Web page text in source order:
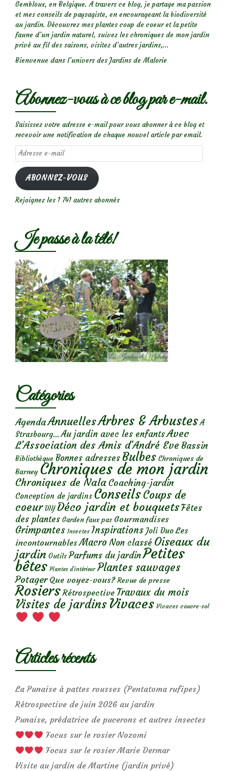
Gembloux, en Belgique. A travers ce blog, je partage ma passion
et mes conseils de paysagiste, en encourageant la biodiversité
au jardin. Découvrez mes plantes coup de coeur et la petite
faune d’un jardin naturel, suivez les chroniques de mon jardin
privé au fil des saisons, visitez d’autres jardins,...
Bienvenue dans l’univers des Jardins de Malorie
Abonnez-vous à ce blog par e-mail.
Saisissez votre adresse e-mail pour vous abonner à ce blog et
recevoir une notification de chaque nouvel article par email.
Adresse
e-
mail
ABONNEZ-VOUS
Rejoignez les 1 741 autres abonnés
Je passe à la télé!
Catégories
AgendaAnnuellesArbres & Arbustes A
Strasbourg... Au jardin avec les enfantsAvec
L'Association des Amis d'André Eve Bassin
Bibliothèque Bonnes adresses Bulbes Chroniques de
Barney Chroniques de mon jardin
Chroniques de Nala Coaching-jardin
Conception de jardins ConseilsCoups de
coeur DIY Déco jardin et bouquetsFêtes
des plantes Garden faux pas Gourmandises
Grimpantes Insectes Inspirations Joli Duo Les
incontournables Macro Non classé Oiseaux du
jardin Outils Parfums du jardinPetites
bêtes Plantes d’intérieur Plantes sauvages
Potager Que voyez-vous? Revue de presse
Rosiers Rétrospective Travaux du mois
Visites de jardins Vivaces Vivaces couvre-sol
Articles récents
La Punaise à pattes rousses (Pentatoma rufipes)
Rétrospective de juin 2026 au jardin
Punaise, prédatrice de pucerons et autres insectes
Focus sur le rosier Nozomi
Focus sur le rosier Marie Dermar
Visite au jardin de Martine (jardin privé)